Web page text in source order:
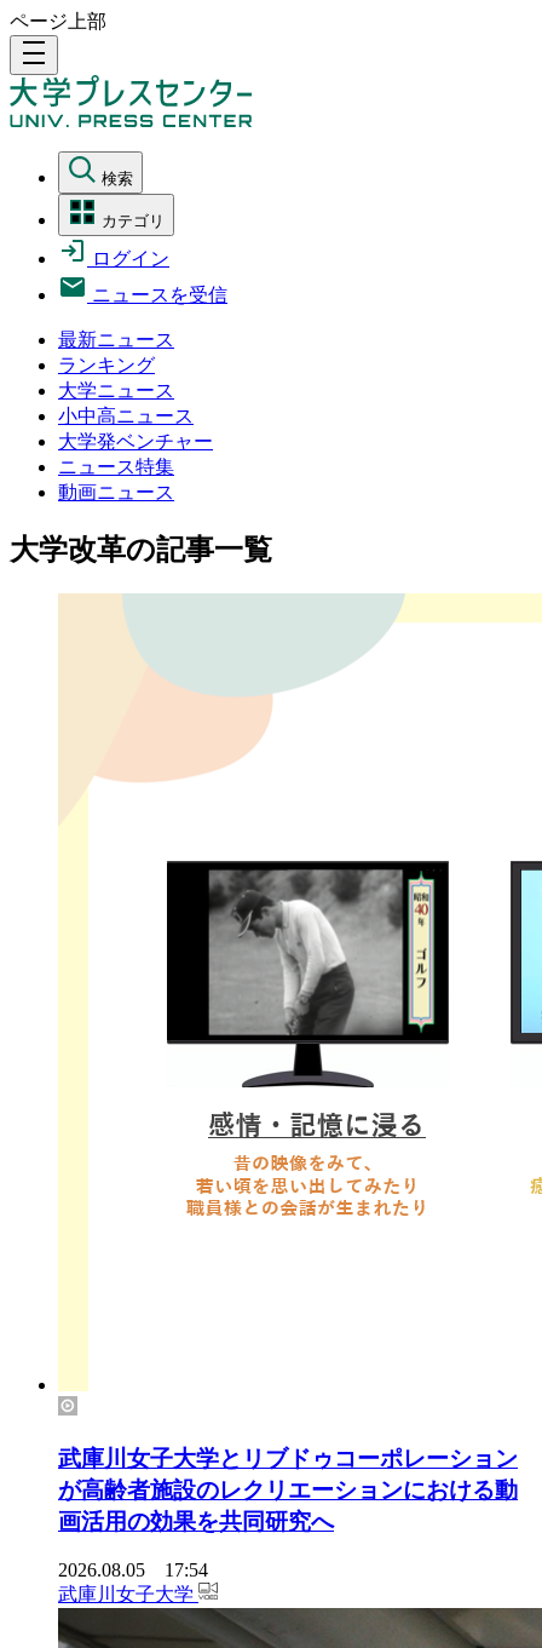
ページ上部
density_medium
検索
カテゴリ
ログイン
ニュースを受信
最新ニュース
ランキング
大学ニュース
小中高ニュース
大学発ベンチャー
ニュース特集
動画ニュース
大学改革の記事一覧
武庫川女子大学とリブドゥコーポレーション
が高齢者施設のレクリエーションにおける動
画活用の効果を共同研究へ
2026.08.05 17:54
武庫川女子大学